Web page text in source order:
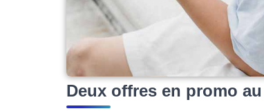
Deux offres en promo